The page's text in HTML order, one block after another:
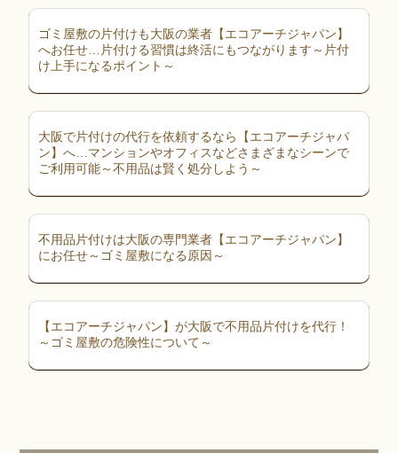
ゴミ屋敷の片付けも大阪の業者【エコアーチジャパン】
へお任せ…片付ける習慣は終活にもつながります～片付
け上手になるポイント～
大阪で片付けの代行を依頼するなら【エコアーチジャパ
ン】へ…マンションやオフィスなどさまざまなシーンで
ご利用可能～不用品は賢く処分しよう～
不用品片付けは大阪の専門業者【エコアーチジャパン】
にお任せ～ゴミ屋敷になる原因～
【エコアーチジャパン】が大阪で不用品片付けを代行！
～ゴミ屋敷の危険性について～